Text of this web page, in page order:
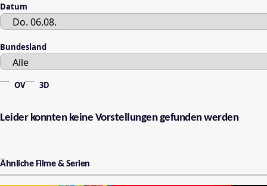
Datum
Bundesland
OV 3D
Leider konnten keine Vorstellungen gefunden werden
Ähnliche Filme & Serien